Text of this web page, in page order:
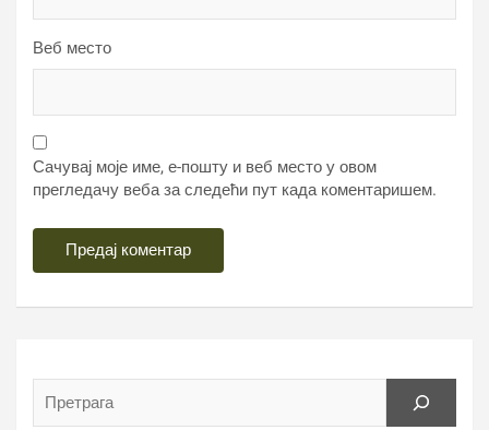
Веб место
Сачувај моје име, е-пошту и веб место у овом
прегледачу веба за следећи пут када коментаришем.